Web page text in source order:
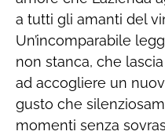
a tutti gli amanti del
Un’incomparabile
non stanca, che
ad accogliere un
gusto che
momenti senza